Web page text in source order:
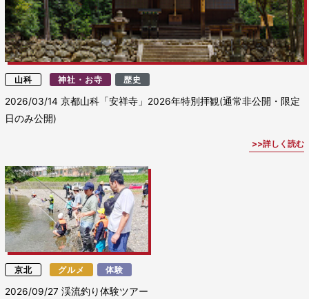
山科 神社・お寺 歴史
2026/03/14京都山科「安祥寺」2026年特別拝観(通常非公開・限定
日のみ公開)
詳しく読む
京北 グルメ 体験
2026/09/27渓流釣り体験ツアー